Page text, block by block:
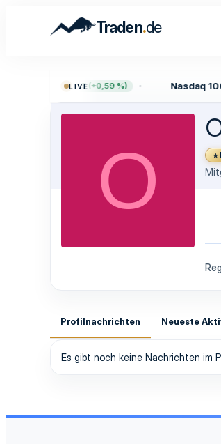
Traden.de
LIVE
+45,65 (+0,59 %) Nasdaq 100
O
Profilnachrichten Neueste
Es gibt noch keine Nachrichten im